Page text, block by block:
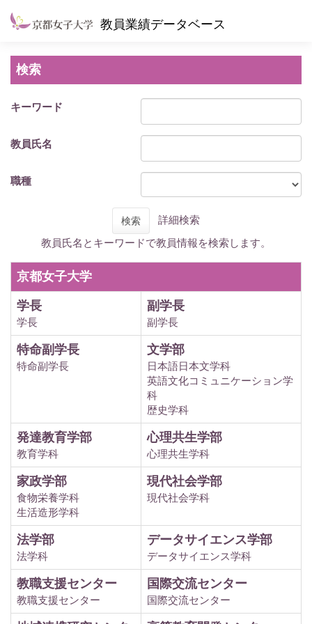
教員業績データベース
検索
キーワード
教員氏名
職種
検索
詳細検索
教員氏名とキーワードで教員情報を検索します。
京都女子大学
学長
学長
副学長
副学長
特命副学長
特命副学長
文学部
日本語日本文学科
英語文化コミュニケーション学
科
歴史学科
発達教育学部
教育学科
心理共生学部
心理共生学科
家政学部
食物栄養学科
生活造形学科
現代社会学部
現代社会学科
法学部
法学科
データサイエンス学部
データサイエンス学科
教職支援センター
教職支援センター
国際交流センター
国際交流センター